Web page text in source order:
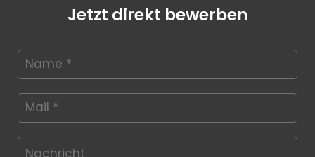
Jetzt direkt bewerben